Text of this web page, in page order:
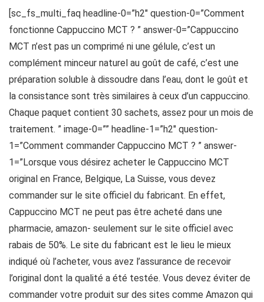
[sc_fs_multi_faq headline-0=”h2″ question-0=”Comment
fonctionne Cappuccino MCT ? ” answer-0=”Cappuccino
MCT n’est pas un comprimé ni une gélule, c’est un
complément minceur naturel au goût de café, c’est une
préparation soluble à dissoudre dans l’eau, dont le goût et
la consistance sont très similaires à ceux d’un cappuccino.
Chaque paquet contient 30 sachets, assez pour un mois de
traitement. ” image-0=”” headline-1=”h2″ question-
1=”Comment commander Cappuccino MCT ? ” answer-
1=”Lorsque vous désirez acheter le Cappuccino MCT
original en France, Belgique, La Suisse, vous devez
commander sur le site officiel du fabricant. En effet,
Cappuccino MCT ne peut pas être acheté dans une
pharmacie, amazon- seulement sur le site officiel avec
rabais de 50%. Le site du fabricant est le lieu le mieux
indiqué où l’acheter, vous avez l’assurance de recevoir
l’original dont la qualité a été testée. Vous devez éviter de
commander votre produit sur des sites comme Amazon qui